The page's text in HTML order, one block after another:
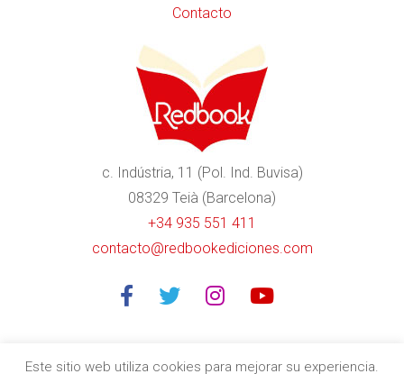
Contacto
c. Indústria, 11 (Pol. Ind. Buvisa)
08329 Teià (Barcelona)
+34 935 551 411
contacto@redbookediciones.com
Este sitio web utiliza cookies para mejorar su experiencia.